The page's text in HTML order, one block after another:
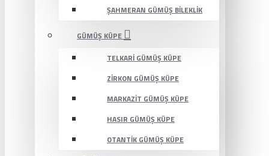
ŞAHMERAN GÜMÜŞ BILEKLIK
GÜMÜŞ KÜPE
TELKARI GÜMÜŞ KÜPE
ZIRKON GÜMÜŞ KÜPE
MARKAZIT GÜMÜŞ KÜPE
HASIR GÜMÜŞ KÜPE
OTANTIK GÜMÜŞ KÜPE